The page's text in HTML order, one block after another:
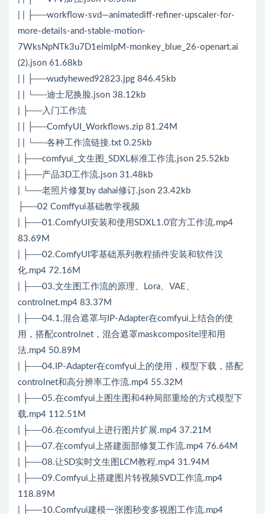
| | ├──workflow-svd—animatediff-refiner-upscaler-for-
more-details-and-stable-motion-
7WksNpNTk3u7D1eimIpM-monkey_blue_26-openart.ai
(2).json 61.68kb
| | ├──wudyhewed92823.jpg 846.45kb
| | └──迪士尼换脸.json 38.12kb
| ├──入门工作流
| | ├──ComfyUI_Workflows.zip 81.24M
| | └──各种工作流链接.txt 0.25kb
| ├──comfyui_文生图_SDXL标准工作流.json 25.52kb
| ├──产品3D工作流.json 31.48kb
| └──老照片修复by dahai修订.json 23.42kb
├──02 Comffyui基础教学视频
| ├──01.ComfyUI安装和使用SDXL1.0官方工作流.mp4
83.69M
| ├──02.ComfyUI零基础系列教程插件安装和软件汉
化.mp4 72.16M
| ├──03.文生图工作流的原理、Lora、VAE、
controlnet.mp4 83.37M
| ├──04.1.混合遮罩与IP-Adapter在comfyui上结合的使
用，搭配controlnet，混合遮罩maskcomposite理和用
法.mp4 50.89M
| ├──04.IP-Adapter在comfyui上的使用，模型下载，搭配
controlnet和高分辨率工作流.mp4 55.32M
| ├──05.在comfyui上图生图和4种局部重绘的方式模型下
载.mp4 112.51M
| ├──06.在comfyui上进行图片扩展.mp4 37.21M
| ├──07.在comfyui上搭建面部修复工作流.mp4 76.64M
| ├──08.让SD实时文生图LCM教程.mp4 31.94M
| ├──09.Comfyui上搭建图片转视频SVD工作流.mp4
118.89M
| ├──10.Comfyui建模一张图秒变多视图工作流.mp4